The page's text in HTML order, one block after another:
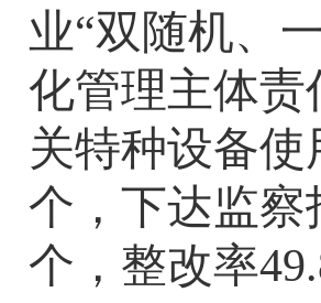
业“双随机、
化管理主体
关特种设备
个，下达监察
个，整改率